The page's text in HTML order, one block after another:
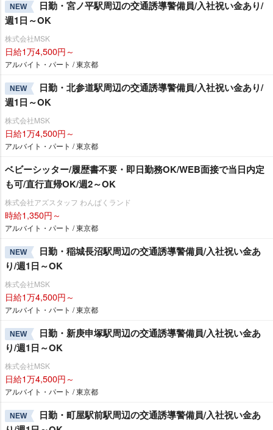
NEW
日勤・宮ノ平駅周辺の交通誘導警備員/入社祝い金あり/
週1日～OK
株式会社MSK
日給1万4,500円～
アルバイト・パート / 東京都
NEW
日勤・北参道駅周辺の交通誘導警備員/入社祝い金あり/
週1日～OK
株式会社MSK
日給1万4,500円～
アルバイト・パート / 東京都
ベビーシッター/履歴書不要・即日勤務OK/WEB面接で当日内定
も可/直行直帰OK/週2～OK
株式会社アズスタッフ わんぱくランド
時給1,350円～
アルバイト・パート / 東京都
NEW
日勤・稲城長沼駅周辺の交通誘導警備員/入社祝い金あ
り/週1日～OK
株式会社MSK
日給1万4,500円～
アルバイト・パート / 東京都
NEW
日勤・新庚申塚駅周辺の交通誘導警備員/入社祝い金あ
り/週1日～OK
株式会社MSK
日給1万4,500円～
アルバイト・パート / 東京都
NEW
日勤・町屋駅前駅周辺の交通誘導警備員/入社祝い金あ